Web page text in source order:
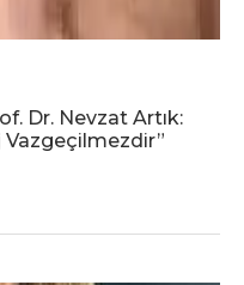
Dr. Nevzat Artık:
Vazgeçilmezdir”